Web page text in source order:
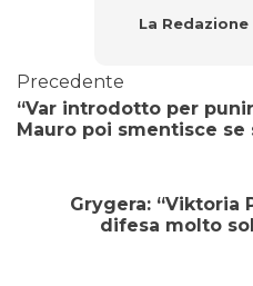
La Redazione
Precedente
“Var introdotto per
Mauro poi smentisce se
Grygera: “Viktoria
difesa molto